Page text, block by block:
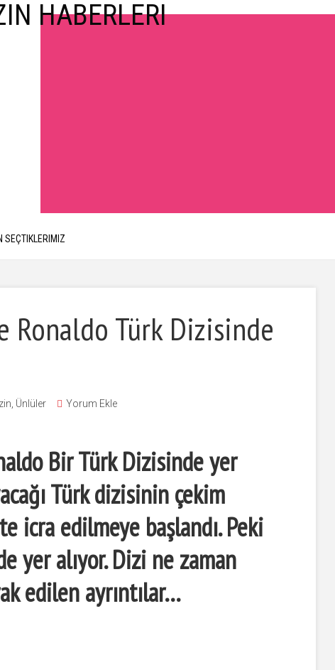
SEÇTIKLERIMIZ
Ronaldo Türk Dizisinde
Ünlüler Yorum Ekle
Bir Türk Dizisinde yer
Türk dizisinin çekim
icra edilmeye başlandı. Peki
yer alıyor. Dizi ne zaman
edilen ayrıntılar…